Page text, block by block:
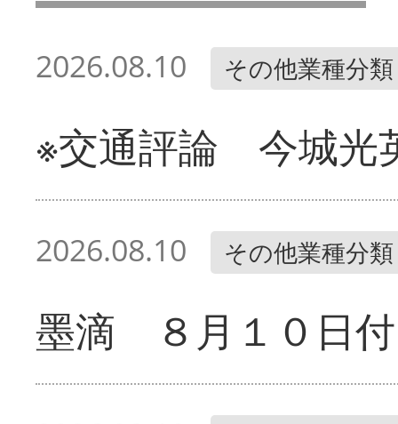
2026.08.10 その他業種分類
※交通評論 今城光
2026.08.10 その他業種分類
墨滴 ８月１０日付